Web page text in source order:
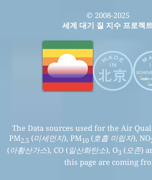
© 2008-2025
세계 대기 질 지수 프로젝트
The Data sources used for the Air
PM2.5 (미세먼지), PM10 ( 호흡 미립자), NO
(아황산가스), CO (일산화탄소), O3 (오존)
this page are coming